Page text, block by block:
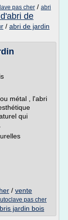
pas cher / abri
de
/ abri de jardin
métal , l'abri
qui
/ vente
pas cher
jardin bois